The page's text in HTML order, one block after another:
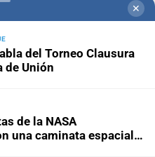
Clasificados
CYD Litoral
SF
✕
del Torneo Clausura
de Unión
de la NASA
una caminata espacial